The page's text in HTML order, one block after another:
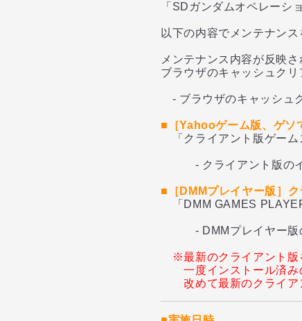
「SDガンダムオペレーシ
以下の内容でメンテナンス
メンテナンス内容が反映
ブラウザのキャッシュク
- ブラウザのキャッシュ
■［Yahooゲーム版、ゲソ
「クライアント版ゲーム
- クライアント版のイ
■［DMMプレイヤー版］
「DMM GAMES
- DMMプレイヤー版の
※最新のクライアント版
一度インストール済み
改めて最新のクライ